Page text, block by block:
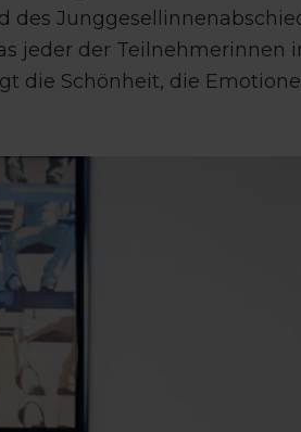
des
jeder der Teilnehmerinnen
die Schönheit, die